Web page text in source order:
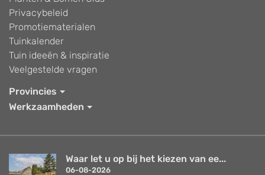
Privacybeleid
Promotiematerialen
Tuinkalender
Tuin ideeën & inspiratie
Veelgestelde vragen
Provincies
Werkzaamheden
Waar let u op bij het kiezen van ee...
06-08-2026